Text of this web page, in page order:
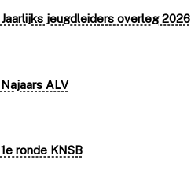
Jaarlijks jeugdleiders overleg 2026
Najaars ALV
1e ronde KNSB